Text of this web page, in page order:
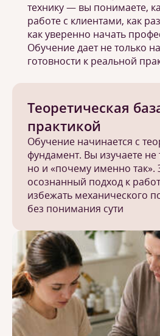
Теоретическая
практикой
Обучение начинается с
фундамент. Вы изучаете не
но и «почему именно так».
осознанный подход к
избежать механического
без понимания сути
технику — вы понимаете,
работе с клиентами, как
как уверенно начать
Обучение дает не только
готовности к реальной